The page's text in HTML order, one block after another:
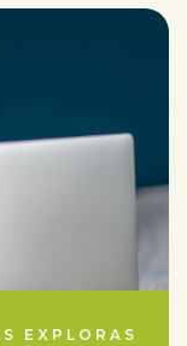
EXPLORAS